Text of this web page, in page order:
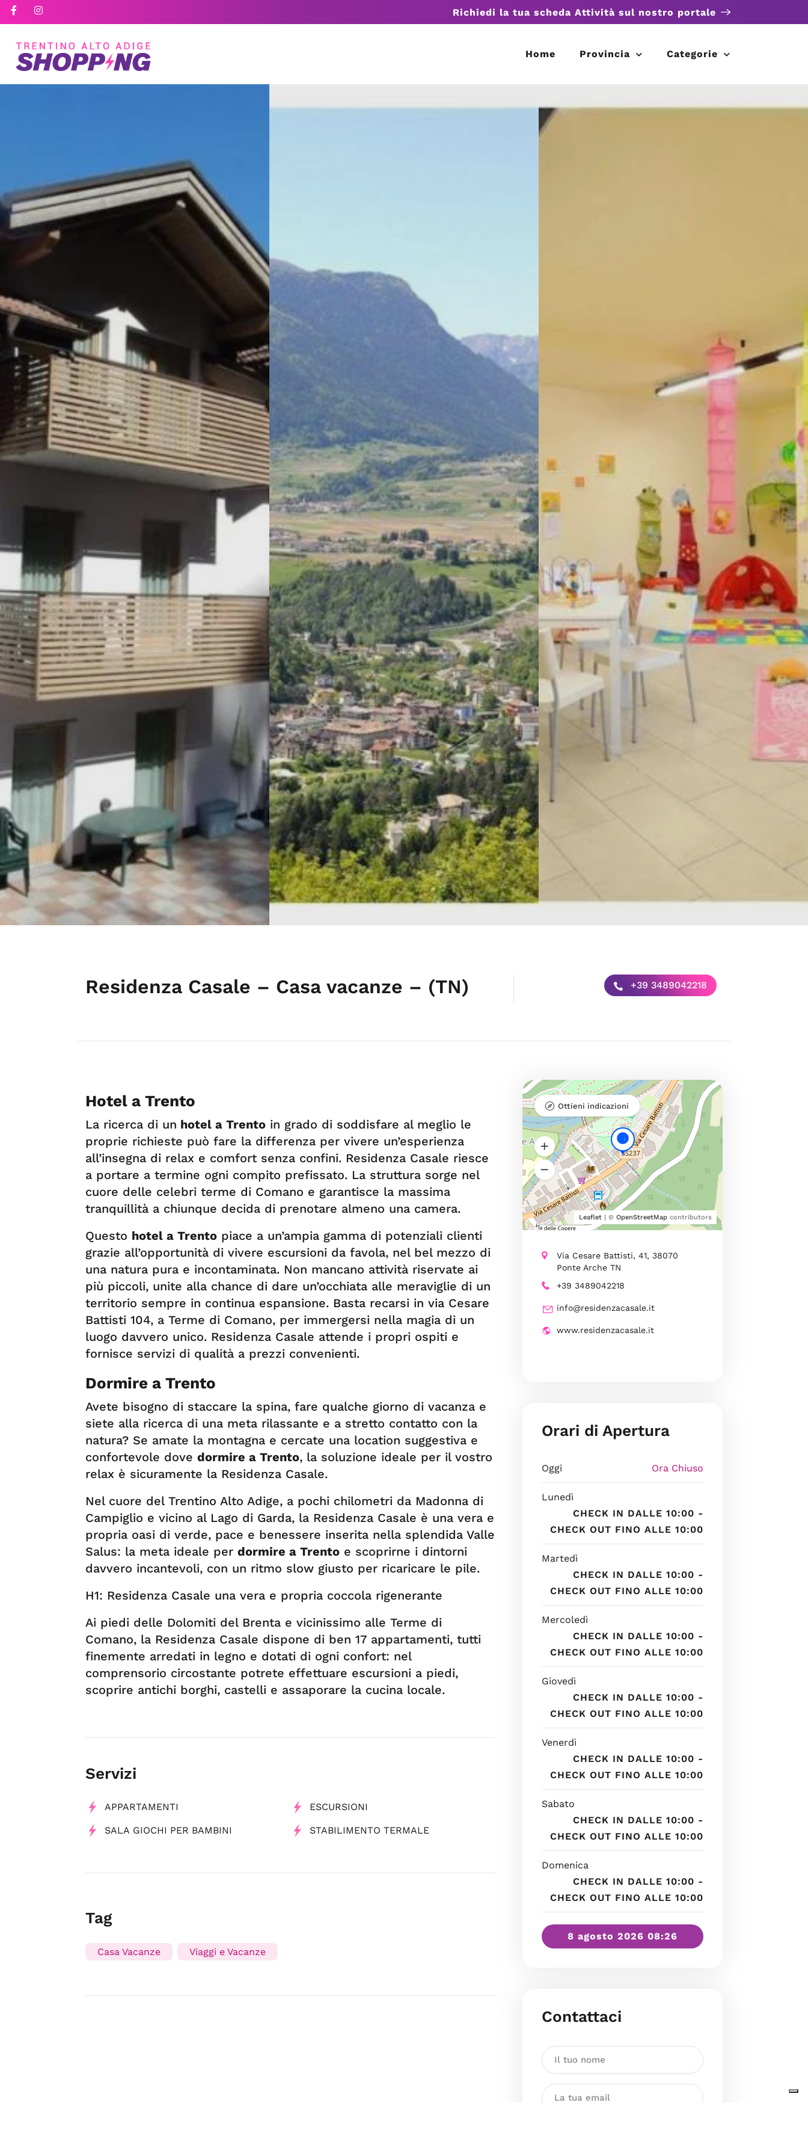
Richiedi la tua scheda Attività sul nostro portale
Home Provincia Categorie
Residenza Casale – Casa vacanze – (TN) +39 3489042218
Hotel a Trento
La ricerca di un hotel a Trento in grado di soddisfare al meglio le
proprie richieste può fare la differenza per vivere un’esperienza
all’insegna di relax e comfort senza confini. Residenza Casale riesce
a portare a termine ogni compito prefissato. La struttura sorge nel
cuore delle celebri terme di Comano e garantisce la massima
tranquillità a chiunque decida di prenotare almeno una camera.
Questo hotel a Trento piace a un’ampia gamma di potenziali clienti
grazie all’opportunità di vivere escursioni da favola, nel bel mezzo di
una natura pura e incontaminata. Non mancano attività riservate ai
più piccoli, unite alla chance di dare un’occhiata alle meraviglie di un
territorio sempre in continua espansione. Basta recarsi in via Cesare
Battisti 104, a Terme di Comano, per immergersi nella magia di un
luogo davvero unico. Residenza Casale attende i propri ospiti e
fornisce servizi di qualità a prezzi convenienti.
Dormire a Trento
Avete bisogno di staccare la spina, fare qualche giorno di vacanza e
siete alla ricerca di una meta rilassante e a stretto contatto con la
natura? Se amate la montagna e cercate una location suggestiva e
confortevole dove dormire a Trento, la soluzione ideale per il vostro
relax è sicuramente la Residenza Casale.
Nel cuore del Trentino Alto Adige, a pochi chilometri da Madonna di
Campiglio e vicino al Lago di Garda, la Residenza Casale è una vera e
propria oasi di verde, pace e benessere inserita nella splendida Valle
Salus: la meta ideale per dormire a Trento e scoprirne i dintorni
davvero incantevoli, con un ritmo slow giusto per ricaricare le pile.
H1: Residenza Casale una vera e propria coccola rigenerante
Ai piedi delle Dolomiti del Brenta e vicinissimo alle Terme di
Comano, la Residenza Casale dispone di ben 17 appartamenti, tutti
finemente arredati in legno e dotati di ogni confort: nel
comprensorio circostante potrete effettuare escursioni a piedi,
scoprire antichi borghi, castelli e assaporare la cucina locale.
Servizi
APPARTAMENTI ESCURSIONI
SALA GIOCHI PER BAMBINI STABILIMENTO TERMALE
Tag
Casa Vacanze Viaggi e Vacanze
Leaflet| © OpenStreetMapcontributors
Ottieni indicazioni
Via Cesare Battisti, 41, 38070
Ponte Arche TN
+39 3489042218
info@residenzacasale.it
www.residenzacasale.it
Orari di Apertura
Oggi Ora Chiuso
Lunedì
CHECK IN DALLE 10:00 -
CHECK OUT FINO ALLE 10:00
Martedì
CHECK IN DALLE 10:00 -
CHECK OUT FINO ALLE 10:00
Mercoledì
CHECK IN DALLE 10:00 -
CHECK OUT FINO ALLE 10:00
Giovedì
CHECK IN DALLE 10:00 -
CHECK OUT FINO ALLE 10:00
Venerdì
CHECK IN DALLE 10:00 -
CHECK OUT FINO ALLE 10:00
Sabato
CHECK IN DALLE 10:00 -
CHECK OUT FINO ALLE 10:00
Domenica
CHECK IN DALLE 10:00 -
CHECK OUT FINO ALLE 10:00
8 agosto 2026 08:26
Contattaci